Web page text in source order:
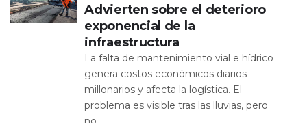
Advierten sobre el deterioro
exponencial de la
infraestructura
La falta de mantenimiento vial e hídrico
genera costos económicos diarios
millonarios y afecta la logística. El
problema es visible tras las lluvias, pero